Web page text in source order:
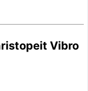
Vibro